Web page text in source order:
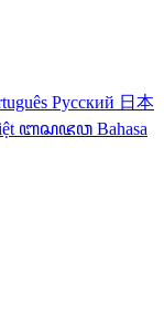
Русский 日本
ꦧꦱꦗꦮ Bahasa